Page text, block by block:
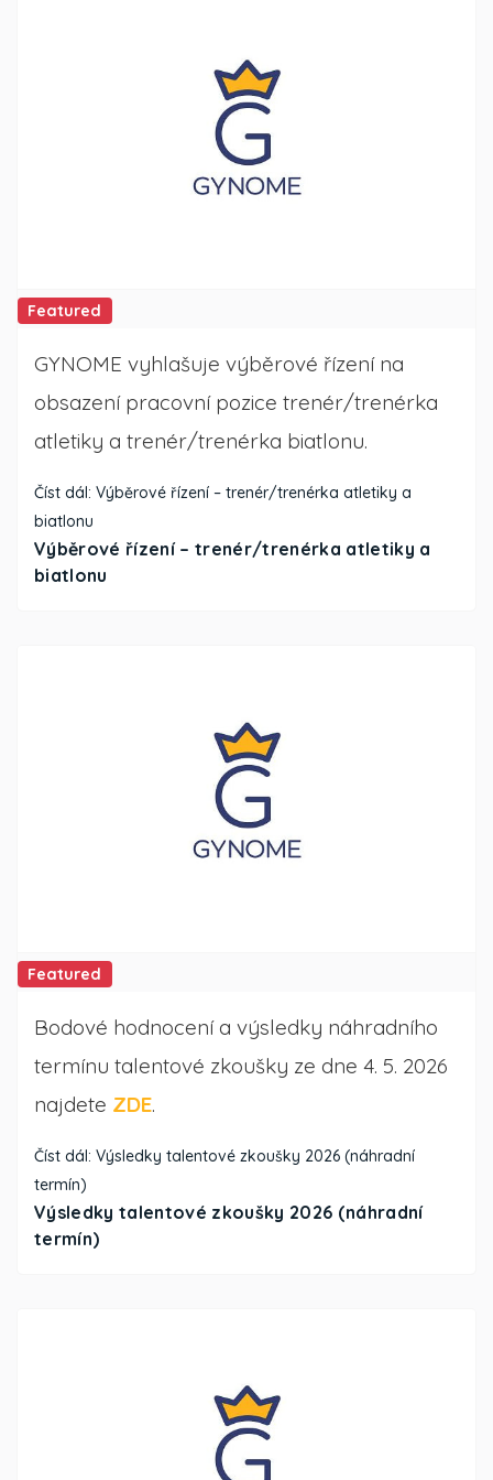
Featured
Výběrové řízení – trenér/trenérka atletiky a
biatlonu
GYNOME vyhlašuje výběrové řízení na
obsazení pracovní pozice trenér/trenérka
atletiky a trenér/trenérka biatlonu.
Číst dál: Výběrové řízení – trenér/trenérka atletiky a
biatlonu
Featured
Výsledky talentové zkoušky 2026 (náhradní
termín)
Bodové hodnocení a výsledky náhradního
termínu talentové zkoušky ze dne 4. 5. 2026
najdete ZDE.
Číst dál: Výsledky talentové zkoušky 2026 (náhradní
termín)